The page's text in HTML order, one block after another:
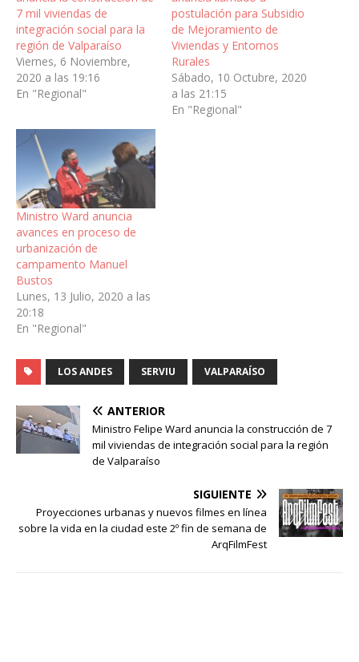
7 mil viviendas de
integración social para la
región de Valparaíso
Viernes, 6 Noviembre,
2020 a las 19:16
En "Regional"
postulación para Subsidio
de Mejoramiento de
Viviendas y Entornos
Rurales
Sábado, 10 Octubre, 2020
a las 21:15
En "Regional"
Ministro Ward anuncia
avances en proceso de
urbanización de
campamento Manuel
Bustos
Lunes, 13 Julio, 2020 a las
20:18
En "Regional"
LOS ANDES SERVIU VALPARAÍSO
ANTERIOR
Ministro Felipe Ward anuncia la construcción de 7
mil viviendas de integración social para la región
de Valparaíso
SIGUIENTE
Proyecciones urbanas y nuevos filmes en línea
sobre la vida en la ciudad este 2º fin de semana de
ArqFilmFest